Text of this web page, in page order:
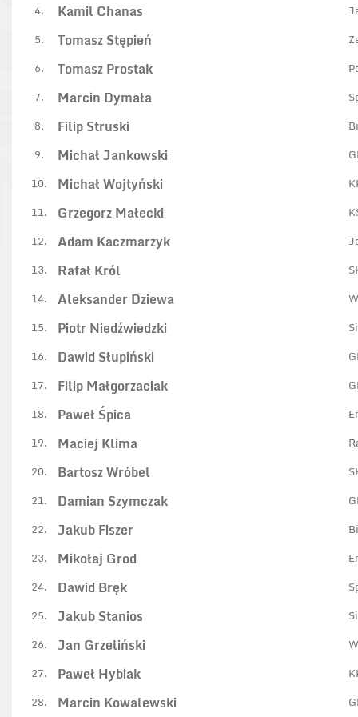
4.
Kamil Chanas
5.
Tomasz Stępień
6.
Tomasz Prostak
7.
Marcin Dymała
8.
Filip Struski
9.
Michał Jankowski
10.
Michał Wojtyński
11.
Grzegorz Małecki
12.
Adam Kaczmarzyk
13.
Rafał Król
14.
Aleksander Dziewa
15.
Piotr Niedźwiedzki
16.
Dawid Słupiński
17.
Filip Małgorzaciak
18.
Paweł Śpica
19.
Maciej Klima
20.
Bartosz Wróbel
21.
Damian Szymczak
22.
Jakub Fiszer
23.
Mikołaj Grod
24.
Dawid Bręk
25.
Jakub Stanios
26.
Jan Grzeliński
27.
Paweł Hybiak
28.
Marcin Kowalewski